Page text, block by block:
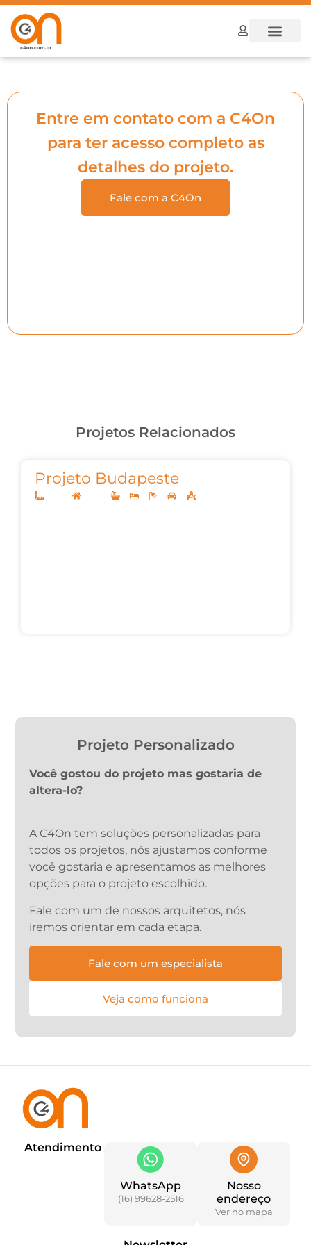
Entre em contato com a C4On
para ter acesso completo as
detalhes do projeto.
Fale com a C4On
Projetos Relacionados
Projeto Budapeste
26x40 7
Projeto Personalizado
Você gostou do projeto mas gostaria de
altera-lo?
A C4On tem soluções personalizadas para
todos os projetos, nós ajustamos conforme
você gostaria e apresentamos as melhores
opções para o projeto escolhido.
Fale com um de nossos arquitetos, nós
iremos orientar em cada etapa.
Fale com um especialista
Veja como funciona
Atendimento
WhatsApp
(16) 99628-2516
Nosso
endereço
Ver no mapa